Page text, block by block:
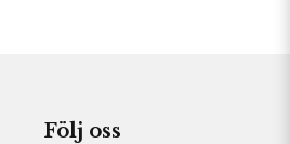
Följ oss